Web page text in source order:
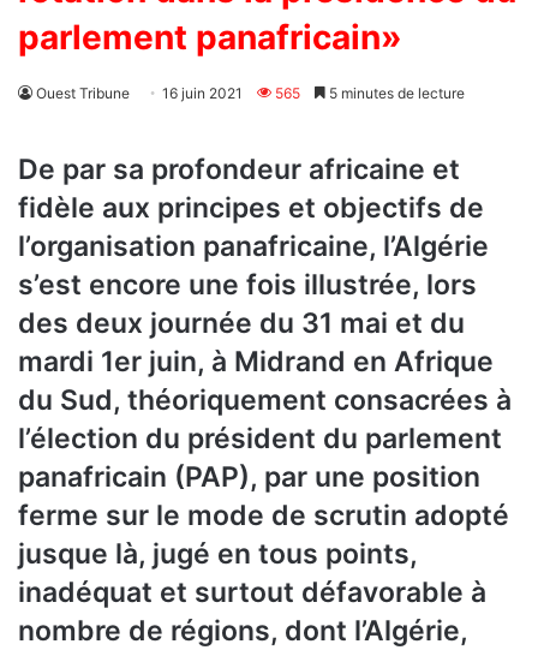
parlement panafricain»
Ouest Tribune 16 juin 2021 565 5 minutes de lecture
De par sa profondeur africaine et
fidèle aux principes et objectifs de
l’organisation panafricaine, l’Algérie
s’est encore une fois illustrée, lors
des deux journée du 31 mai et du
mardi 1er juin, à Midrand en Afrique
du Sud, théoriquement consacrées à
l’élection du président du parlement
panafricain (PAP), par une position
ferme sur le mode de scrutin adopté
jusque là, jugé en tous points,
inadéquat et surtout défavorable à
nombre de régions, dont l’Algérie,